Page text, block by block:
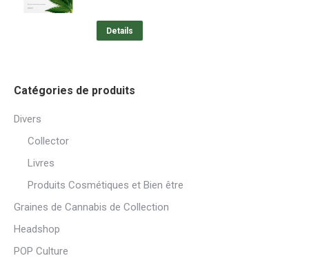
Details
Catégories de produits
Divers
Collector
Livres
Produits Cosmétiques et Bien être
Graines de Cannabis de Collection
Headshop
POP Culture